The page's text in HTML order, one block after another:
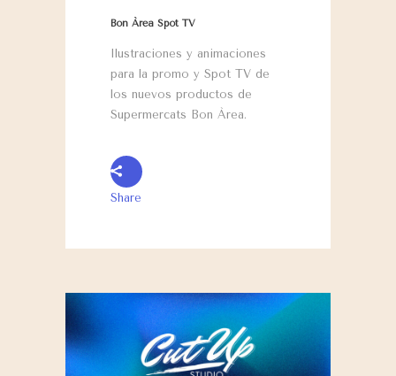
Bon Àrea Spot TV
Ilustraciones y animaciones
para la promo y Spot TV de
los nuevos productos de
Supermercats Bon Àrea.
Share